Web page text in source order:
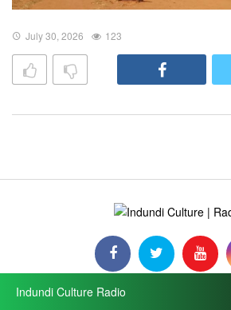
July 30, 2026 123
Indundi Culture Radio